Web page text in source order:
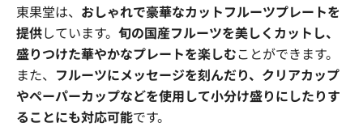
東果堂は、 おしゃれで豪華なカットフルーツプレートを
提供しています。 旬の国産フルーツを美しくカットし、
盛りつけた華やかなプレートを楽しむことができます。
また、 フルーツにメッセージを刻んだり、クリアカップ
やペーパーカップなどを使用して小分け盛りにしたりす
ることにも対応可能です。